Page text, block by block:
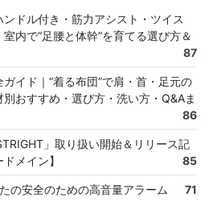
ンドル付き・筋力アシスト・ツイス
内で“足腰と体幹”を育てる選び方＆
87
イド｜“着る布団”で肩・首・足元の
おすすめ・選び方・洗い方・Q&Aま
86
」取り扱い開始＆リリース記
メイン】
85
の安全のための高音量アラーム 71